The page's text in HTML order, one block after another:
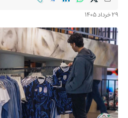
29 خرداد 1405